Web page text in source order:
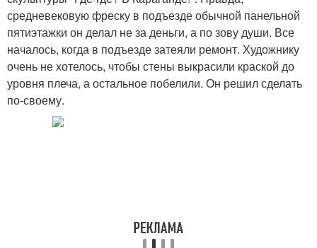
средневековую фреску в подъезде обычной панельной
пятиэтажки он делал не за деньги, а по зову души. Все
началось, когда в подъезде затеяли ремонт. Художнику
очень не хотелось, чтобы стены выкрасили краской до
уровня плеча, а остальное побелили. Он решил сделать
по-своему.